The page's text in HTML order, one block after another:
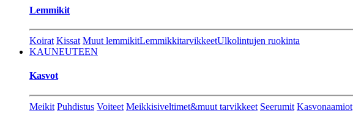
Lemmikit
Koirat Kissat Muut lemmikitLemmikkitarvikkeetUlkolintujen ruokinta
KAUNEUTEEN
Kasvot
Meikit Puhdistus Voiteet Meikkisiveltimet&muut tarvikkeet Seerumit Kasvonaamiot